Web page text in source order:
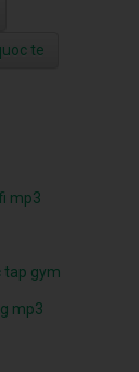
te
mp3
tap gym
mp3